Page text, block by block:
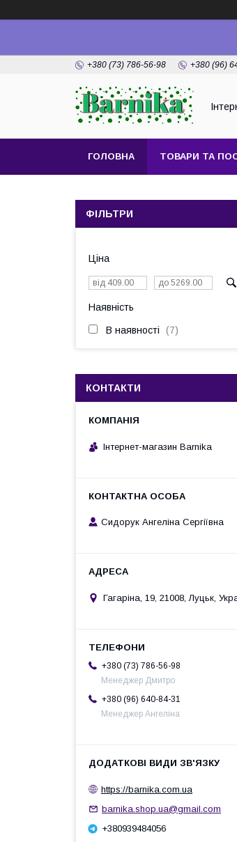
+380 (73) 786-56-98 +380 (96)
ГОЛОВНА ТОВАРИ ТА
ФІЛЬТРИ
Ціна
Наявність
В наявності 7
КОНТАКТИ
Інтернет-магазин Barnika
Сидорук Ангеліна Сергіївна
Гагаріна, 19, 21008, Луцьк,
+380 (73) 786-56-98
Менеджер Дмитро
+380 (96) 640-84-31
Менеджер Ангеліна
https://barnika.com.ua
barnika.shop.ua@gmail.com
+380939484056